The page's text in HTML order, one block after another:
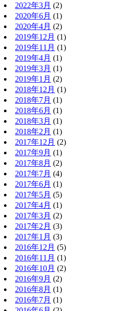
2022年3月 (2)
2020年6月 (1)
2020年4月 (2)
2019年12月 (1)
2019年11月 (1)
2019年4月 (1)
2019年3月 (1)
2019年1月 (2)
2018年12月 (1)
2018年7月 (1)
2018年6月 (1)
2018年3月 (1)
2018年2月 (1)
2017年12月 (2)
2017年9月 (1)
2017年8月 (2)
2017年7月 (4)
2017年6月 (1)
2017年5月 (5)
2017年4月 (1)
2017年3月 (2)
2017年2月 (3)
2017年1月 (3)
2016年12月 (5)
2016年11月 (1)
2016年10月 (2)
2016年9月 (2)
2016年8月 (1)
2016年7月 (1)